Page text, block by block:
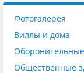
Фотогалерея
Виллы и дома
Общественные